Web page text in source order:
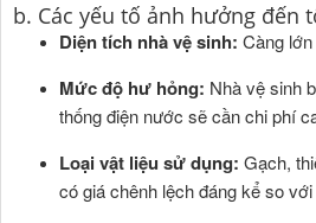
b. Các yếu tố ảnh hưởng đến
Diện tích nhà vệ sinh: Càng
Mức độ hư hỏng: Nhà vệ sinh
thống điện nước sẽ cần chi phí
Loại vật liệu sử dụng: Gạch,
có giá chênh lệch đáng kể so